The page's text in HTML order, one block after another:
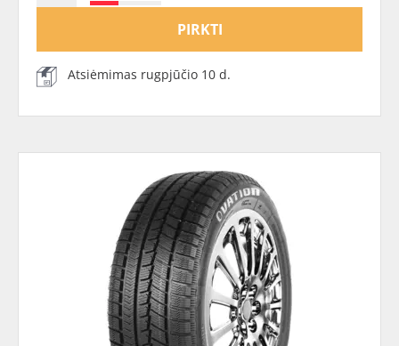
PIRKTI
Atsiėmimas rugpjūčio 10 d.